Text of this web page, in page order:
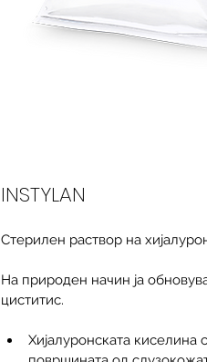
INSTYLAN
Стерилен раствор на
На природен начин ја
циститис.
Хијалуронската